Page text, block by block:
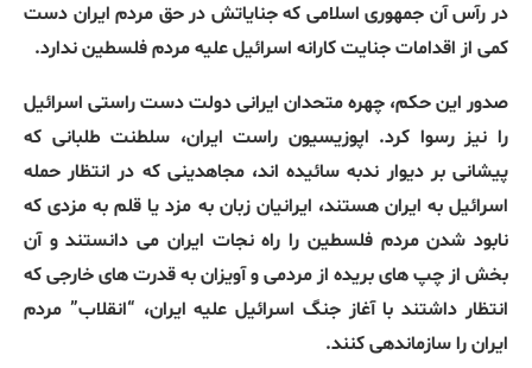
در رآس آن جمهوری اسلامی که جنایاتش در حق مردم ایران دست
کمی از اقدامات جنایت کارانه اسرائیل علیه مردم فلسطین ندارد.
صدور این حکم، چهره متحدان ایرانی دولت دست راستی اسرائیل
را نیز رسوا کرد. اپوزیسیون راست ایران، سلطنت طلبانی که
پیشانی بر دیوار ندبه سائیده اند، مجاهدینی که در انتظار حمله
اسرائیل به ایران هستند، ایرانیان زبان به مزد یا قلم به مزدی که
نابود شدن مردم فلسطین را راه نجات ایران می دانستند و آن
بخش از چپ های بریده از مردمی و آویزان به قدرت های خارجی که
انتظار داشتند با آغاز جنگ اسرائیل علیه ایران، “انقلاب” مردم
ایران را سازماندهی کنند.